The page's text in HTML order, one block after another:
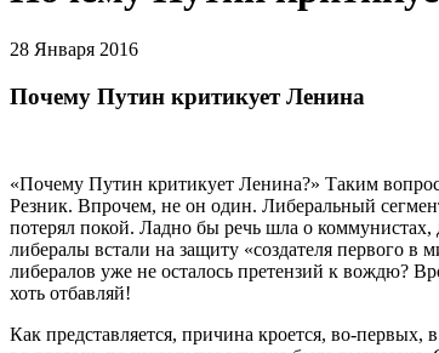
28 Января 2016
Почему Путин критикует Ленина
«Почему Путин критикует Ленина?» Таким
Резник. Впрочем, не он один. Либеральный
потерял покой. Ладно бы речь шла о
либералы встали на защиту «создателя первого в
либералов уже не осталось претензий к вождю?
хоть отбавляй!
Как представляется, причина кроется, во-